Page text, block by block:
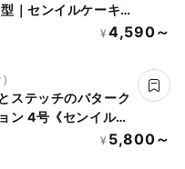
｜センイルケーキ
ッセージ✧》
¥ 4,590～
ステッチのバターク
ン 4号《センイルケ
¥ 5,800～